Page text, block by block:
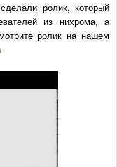
ролик, который
из нихрома, а
ролик на нашем